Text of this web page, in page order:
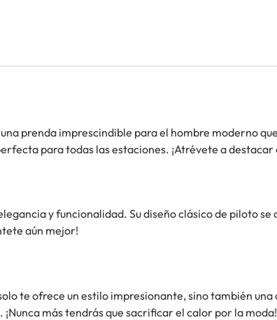
una prenda imprescindible para el hombre moderno
para todas las estaciones. ¡Atrévete a destacar
y funcionalidad. Su diseño clásico de piloto se
aún mejor!
te ofrece un estilo impresionante, sino también
más tendrás que sacrificar el calor por la moda!